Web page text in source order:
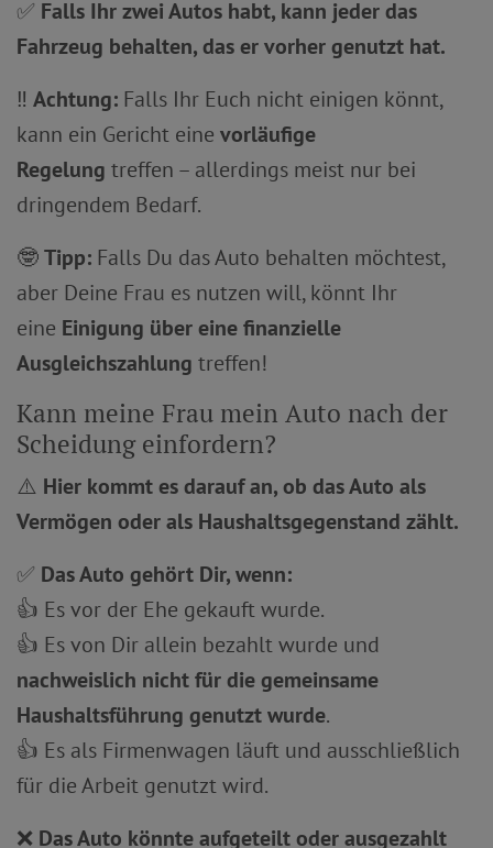
✅ Falls Ihr zwei Autos habt, kann jeder das
Fahrzeug behalten, das er vorher genutzt hat.
‼️ Achtung: Falls Ihr Euch nicht einigen könnt,
kann ein Gericht eine vorläufige
Regelung treffen – allerdings meist nur bei
dringendem Bedarf.
🤓Tipp: Falls Du das Auto behalten möchtest,
aber Deine Frau es nutzen will, könnt Ihr
eine Einigung über eine finanzielle
Ausgleichszahlung treffen!
Kann meine Frau mein Auto nach der
Scheidung einfordern?
⚠️ Hier kommt es darauf an, ob das Auto als
Vermögen oder als Haushaltsgegenstand zählt.
✅ Das Auto gehört Dir, wenn:
👍 Es vor der Ehe gekauft wurde.
👍 Es von Dir allein bezahlt wurde und
nachweislich nicht für die gemeinsame
Haushaltsführung genutzt wurde.
👍 Es als Firmenwagen läuft und ausschließlich
für die Arbeit genutzt wird.
❌ Das Auto könnte aufgeteilt oder ausgezahlt